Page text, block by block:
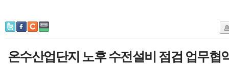
온수산업단지 노후 수전설비 점검 업무협